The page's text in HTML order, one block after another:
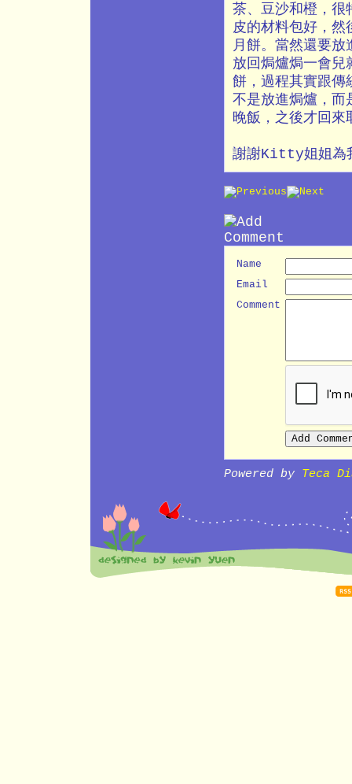
茶、豆沙和橙，很
皮的材料包好，
月餅。當然還要
放回焗爐焗一會兒
餅，過程其實跟傳
不是放進焗爐，而
晚飯，之後才回來
謝謝Kitty姐姐為
Name
Email
Comment
Powered by Teca